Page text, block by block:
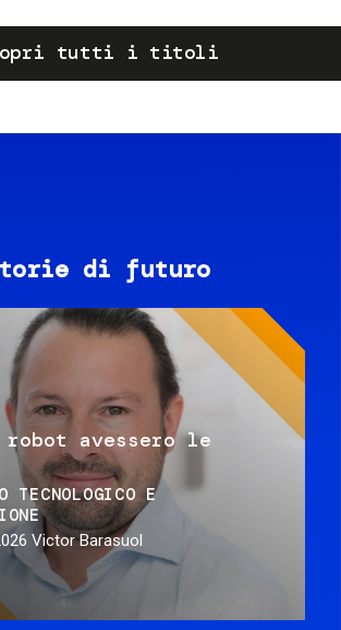
tutti i titoli
di futuro
avessero le
TECNOLOGICO E
Victor Barasuol